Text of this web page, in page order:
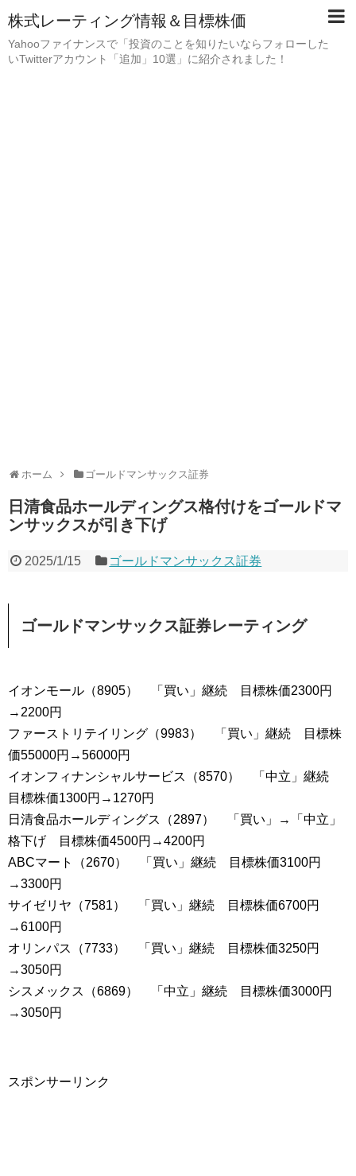
株式レーティング情報＆目標株価
Yahooファイナンスで「投資のことを知りたいならフォローした
いTwitterアカウント「追加」10選」に紹介されました！
ホーム ゴールドマンサックス証券
日清食品ホールディングス格付けをゴールドマ
ンサックスが引き下げ
2025/1/15 ゴールドマンサックス証券
ゴールドマンサックス証券レーティング
イオンモール（8905） 「買い」継続 目標株価2300円
→2200円
ファーストリテイリング（9983） 「買い」継続 目標株
価55000円→56000円
イオンフィナンシャルサービス（8570） 「中立」継続
目標株価1300円→1270円
日清食品ホールディングス（2897） 「買い」→「中立」
格下げ 目標株価4500円→4200円
ABCマート（2670） 「買い」継続 目標株価3100円
→3300円
サイゼリヤ（7581） 「買い」継続 目標株価6700円
→6100円
オリンパス（7733） 「買い」継続 目標株価3250円
→3050円
シスメックス（6869） 「中立」継続 目標株価3000円
→3050円
スポンサーリンク